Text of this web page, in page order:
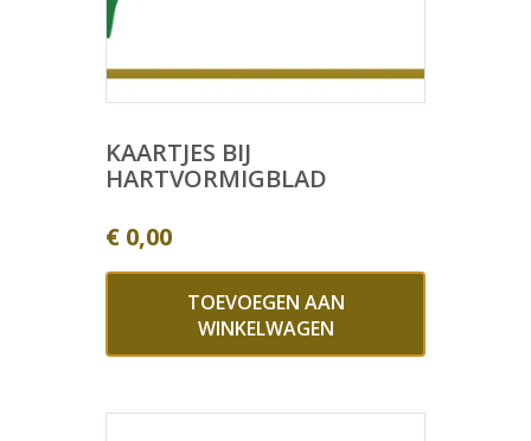
KAARTJES BIJ
HARTVORMIGBLAD
€ 0,00
TOEVOEGEN AAN
WINKELWAGEN